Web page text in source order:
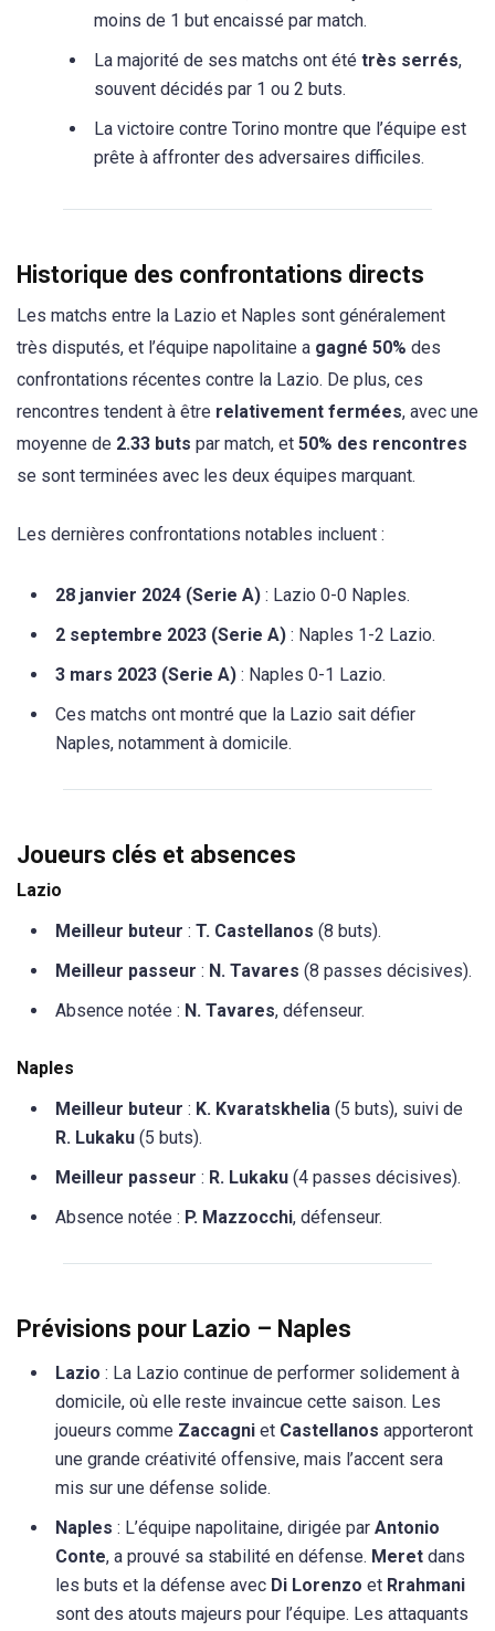
moins de 1 but encaissé par match.
La majorité de ses matchs ont été très serrés,
souvent décidés par 1 ou 2 buts.
La victoire contre Torino montre que l’équipe est
prête à affronter des adversaires difficiles.
Historique des confrontations directs
Les matchs entre la Lazio et Naples sont généralement
très disputés, et l’équipe napolitaine a gagné 50% des
confrontations récentes contre la Lazio. De plus, ces
rencontres tendent à être relativement fermées, avec une
moyenne de 2.33 buts par match, et 50% des rencontres
se sont terminées avec les deux équipes marquant.
Les dernières confrontations notables incluent :
28 janvier 2024 (Serie A) : Lazio 0-0 Naples.
2 septembre 2023 (Serie A) : Naples 1-2 Lazio.
3 mars 2023 (Serie A) : Naples 0-1 Lazio.
Ces matchs ont montré que la Lazio sait défier
Naples, notamment à domicile.
Joueurs clés et absences
Lazio
Meilleur buteur : T. Castellanos (8 buts).
Meilleur passeur : N. Tavares (8 passes décisives).
Absence notée : N. Tavares, défenseur.
Naples
Meilleur buteur : K. Kvaratskhelia (5 buts), suivi de
R. Lukaku (5 buts).
Meilleur passeur : R. Lukaku (4 passes décisives).
Absence notée : P. Mazzocchi, défenseur.
Prévisions pour Lazio – Naples
Lazio : La Lazio continue de performer solidement à
domicile, où elle reste invaincue cette saison. Les
joueurs comme Zaccagni et Castellanos apporteront
une grande créativité offensive, mais l’accent sera
mis sur une défense solide.
Naples : L’équipe napolitaine, dirigée par Antonio
Conte, a prouvé sa stabilité en défense. Meret dans
les buts et la défense avec Di Lorenzo et Rrahmani
sont des atouts majeurs pour l’équipe. Les attaquants